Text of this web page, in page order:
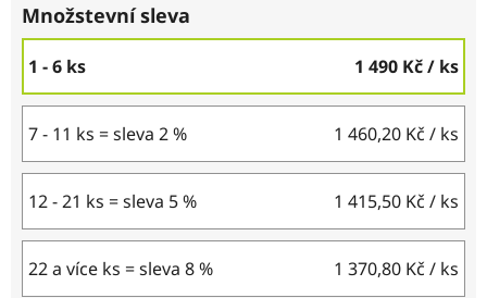
Množstevní sleva
1 - 6 ks 1 490 Kč/ ks
7 - 11 ks = sleva 2 % 1 460,20 Kč / ks
12 - 21 ks = sleva 5 % 1 415,50 Kč / ks
22 a více ks = sleva 8 % 1 370,80 Kč / ks